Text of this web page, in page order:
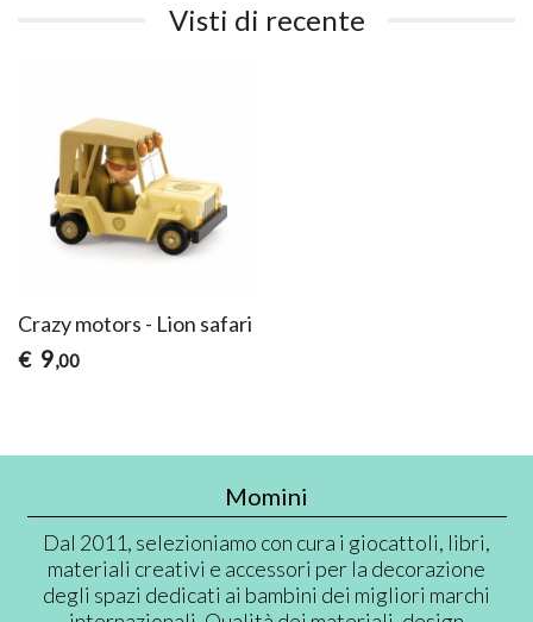
Visti di recente
Crazy motors - Lion safari
€ 9,00
Momini
Dal 2011, selezioniamo con cura i giocattoli, libri,
materiali creativi e accessori per la decorazione
degli spazi dedicati ai bambini dei migliori marchi